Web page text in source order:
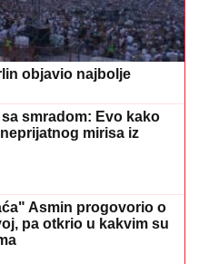
objavio najbolje
smradom: Evo kako
mirisa iz
Asmin progovorio o
pa otkrio u kakvim su